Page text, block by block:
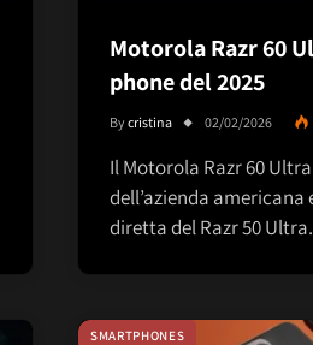
Motorola Razr 60
phone del 2025
Bycristina 02/02/2026
Il Motorola Razr 60
dell’azienda americana
diretta del Razr 50
SMARTPHONES